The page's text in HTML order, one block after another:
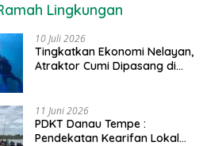
Lingkungan
10 Juli 2026
Tingkatkan Ekonomi Nelayan,
Atraktor Cumi Dipasang di
11 Juni 2026
PDKT Danau Tempe :
Pendekatan Kearifan Lokal